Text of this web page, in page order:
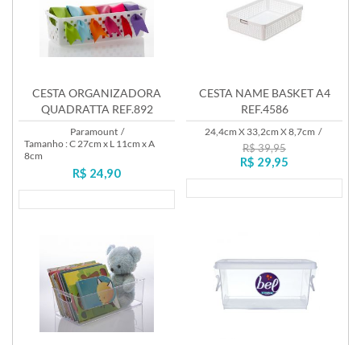
CESTA ORGANIZADORA
QUADRATTA REF.892
Paramount /
Tamanho : C 27cm x L 11cm x A
8cm
R$ 24,90
CESTA NAME BASKET A4
REF.4586
24,4cm X 33,2cm X 8,7cm /
R$ 39,95
R$ 29,95